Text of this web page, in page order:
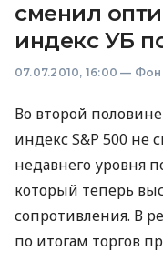
сменил
индекс УБ
07.07.2010, 16:00 —
Во второй
индекс S&P 500 не
недавнего уровня
который теперь
сопротивления. В
по итогам торгов